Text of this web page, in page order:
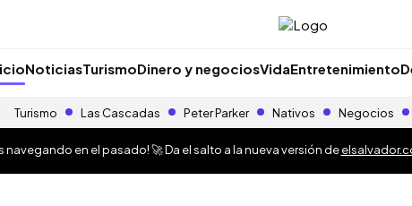
NoticiasTurismoDinero y negociosVidaEntretenimiento
Turismo Las Cascadas Peter Parker Nativos Negocios
navegando en el pasado! 🚀 Da el salto a la nueva versión de